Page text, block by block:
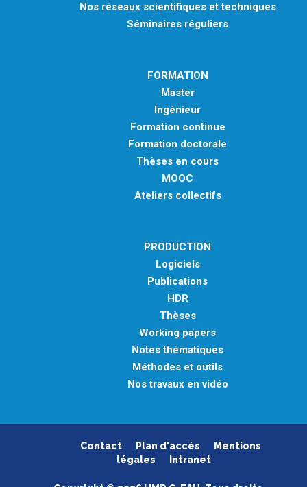
Nos réseaux scientifiques et techniques
Séminaires réguliers
FORMATION
Master
Ingénieur
Formation continue
Formation doctorale
Thèses en cours
MOOC
Ateliers collectifs
PRODUCTION
Logiciels
Publications
HDR
Thèses
Working papers
Notes thématiques
Méthodes et outils
Nos travaux en vidéo
Contact Plan d'accès
Mentions
légales
Intranet